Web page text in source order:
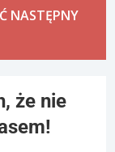
NASTĘPNY
że nie